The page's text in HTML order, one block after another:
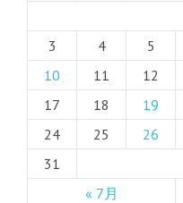
« 7月
3
4 5
10
11 12
17
18 19
24
25 26
31